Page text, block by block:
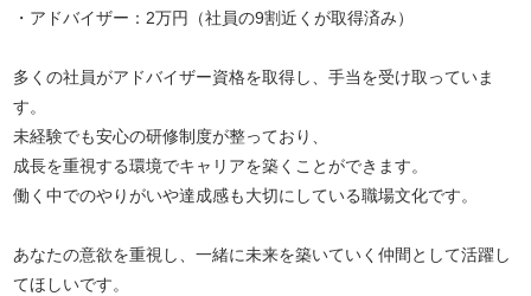
・アドバイザー：2万円（社員の9割近くが取得済み）
多くの社員がアドバイザー資格を取得し、手当を受け取っていま
す。
未経験でも安心の研修制度が整っており、
成長を重視する環境でキャリアを築くことができます。
働く中でのやりがいや達成感も大切にしている職場文化です。
あなたの意欲を重視し、一緒に未来を築いていく仲間として活躍し
てほしいです。